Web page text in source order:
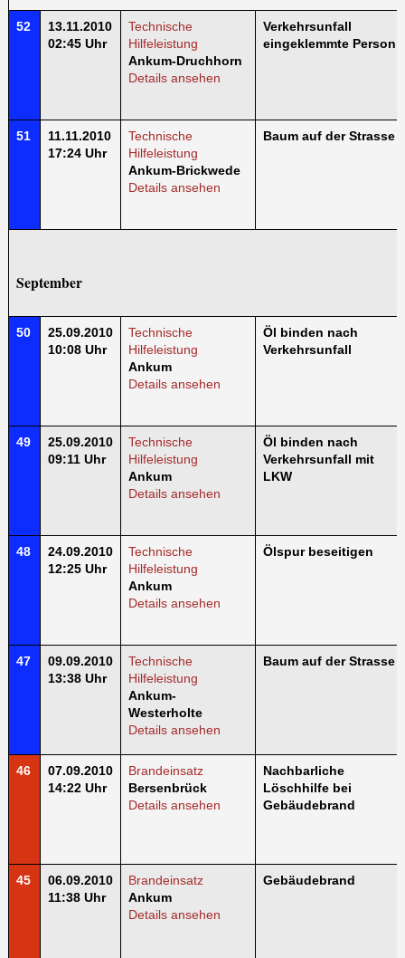
52
13.11.2010
02:45 Uhr
Technische
Hilfeleistung
Ankum-Druchhorn
Details ansehen
Verkehrsunfall
eingeklemmte Person
51
11.11.2010
17:24 Uhr
Technische
Hilfeleistung
Ankum-Brickwede
Details ansehen
Baum auf der Strasse
September
50
25.09.2010
10:08 Uhr
Technische
Hilfeleistung
Ankum
Details ansehen
Öl binden nach
Verkehrsunfall
49
25.09.2010
09:11 Uhr
Technische
Hilfeleistung
Ankum
Details ansehen
Öl binden nach
Verkehrsunfall mit
LKW
48
24.09.2010
12:25 Uhr
Technische
Hilfeleistung
Ankum
Details ansehen
Ölspur beseitigen
47
09.09.2010
13:38 Uhr
Technische
Hilfeleistung
Ankum-
Westerholte
Details ansehen
Baum auf der Strasse
46
07.09.2010
14:22 Uhr
Brandeinsatz
Bersenbrück
Details ansehen
Nachbarliche
Löschhilfe bei
Gebäudebrand
45
06.09.2010
11:38 Uhr
Brandeinsatz
Ankum
Details ansehen
Gebäudebrand